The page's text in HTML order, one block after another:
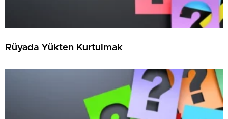
Rüyada Yükten Kurtulmak